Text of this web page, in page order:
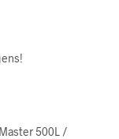
500L /